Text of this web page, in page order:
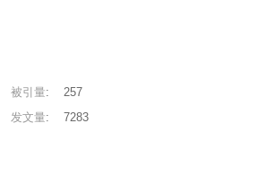
被引量:
257
发文量: 7283